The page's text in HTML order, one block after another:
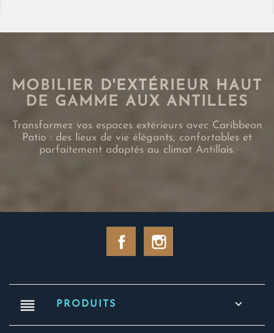
MOBILIER D'EXTÉRIEUR HAUT
DE GAMME AUX ANTILLES
Transformez vos espaces extérieurs avec Caribbean
Patio : des lieux de vie élégants, confortables et
parfaitement adaptés au climat Antillais.
Facebook
reorder PRODUITS 